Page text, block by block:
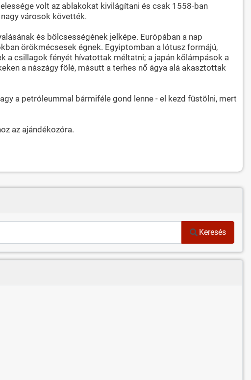
volt az ablakokat kivilágítani és csak 1558-ban
városok követték.
és bölcsességének jelképe. Európában a nap
örökmécsesek égnek. Egyiptomban a lótusz formájú,
a csillagok fényét hívatottak méltatni; a japán kőlámpások a
a nászágy fölé, másutt a terhes nő ágya alá akasztottak
a petróleummal bármiféle gond lenne - el kezd füstölni, mert
az ajándékozóra.
Keresés